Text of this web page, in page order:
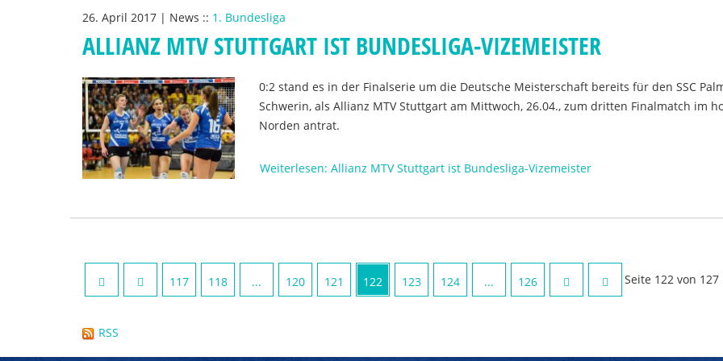
26. April 2017 | News :: 1. Bundesliga
ALLIANZ MTV STUTTGART IST BUNDESLIGA-VIZEMEISTER
0:2 stand es in der Finalserie um die Deutsche Meisterschaft bereits für den SSC
Schwerin, als Allianz MTV Stuttgart am Mittwoch, 26.04., zum dritten Finalmatch im
Norden antrat.
Weiterlesen: Allianz MTV Stuttgart ist Bundesliga-Vizemeister
Seite 122 von 127
117 118 ... 120 121 122 123 124 ... 126
RSS